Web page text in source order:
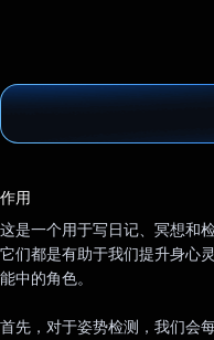
作用
这是一个用于写日记、冥想和
它们都是有助于我们提升身心
能中的角色。
首先，对于姿势检测，我们会